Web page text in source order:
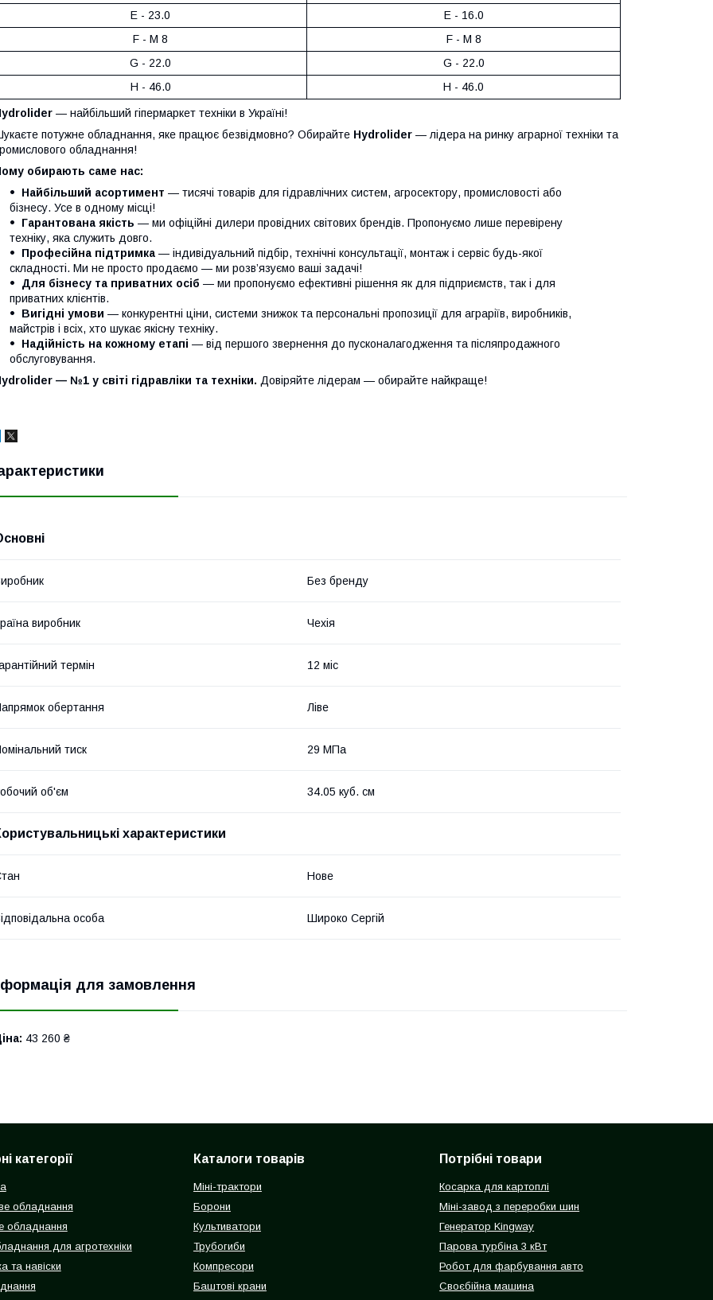
E - 23.0
E - 16.0
F - M 8
F - M 8
G - 22.0
G - 22.0
H - 46.0
H - 46.0
— найбільший гіпермаркет техніки в Україні!
потужне обладнання, яке працює безвідмовно? Обирайте Hydrolider — лідера на ринку аграрної техніки та
обладнання!
обирають саме нас:
Найбільший асортимент — тисячі товарів для гідравлічних систем, агросектору, промисловості або
бізнесу. Усе в одному місці!
Гарантована якість — ми офіційні дилери провідних світових брендів. Пропонуємо лише перевірену
техніку, яка служить довго.
Професійна підтримка — індивідуальний підбір, технічні консультації, монтаж і сервіс будь-якої
складності. Ми не просто продаємо — ми розв’язуємо ваші задачі!
Для бізнесу та приватних осіб — ми пропонуємо ефективні рішення як для підприємств, так і для
приватних клієнтів.
Вигідні умови — конкурентні ціни, системи знижок та персональні пропозиції для аграріїв, виробників,
майстрів і всіх, хто шукає якісну техніку.
Надійність на кожному етапі — від першого звернення до пусконалагодження та післяпродажного
обслуговування.
— №1 у світі гідравліки та техніки. Довіряйте лідерам — обирайте найкраще!
Без бренду
виробник Чехія
термін 12 міс
обертання Ліве
тиск 29 МПа
об'єм 34.05 куб. см
характеристики
Нове
особа Широко Сергій
для замовлення
43 260 ₴
категорії
обладнання
обладнання
для агротехніки
та навіски
Каталоги товарів
Міні-трактори
Борони
Культиватори
Трубогиби
Компресори
Баштові крани
Потрібні товари
Косарка для картоплі
Міні-завод з переробки шин
Генератор Kingway
Парова турбіна 3 кВт
Робот для фарбування авто
Своєбійна машина